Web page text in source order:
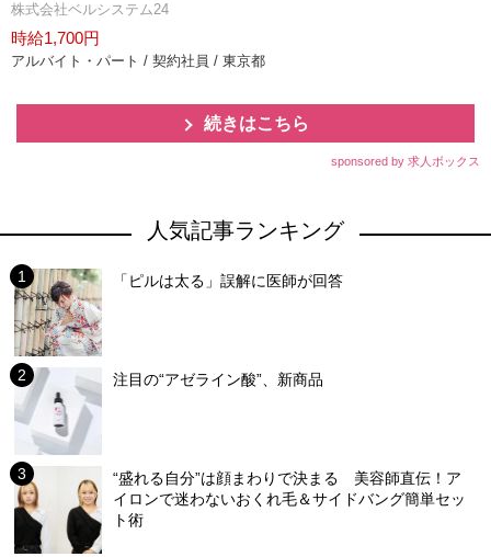
株式会社ベルシステム24
時給1,700円
アルバイト・パート / 契約社員 / 東京都
続きはこちら
sponsored by 求人ボックス
人気記事ランキング
「ピルは太る」誤解に医師が回答
注目の“アゼライン酸”、新商品
“盛れる自分”は顔まわりで決まる 美容師直伝！ア
イロンで迷わないおくれ毛＆サイドバング簡単セッ
ト術